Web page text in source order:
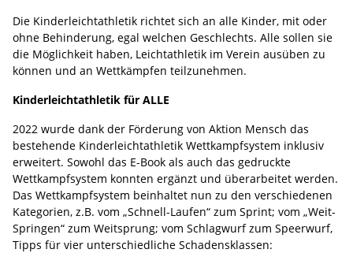
Die Kinderleichtathletik richtet sich an alle Kinder, mit oder
ohne Behinderung, egal welchen Geschlechts. Alle sollen sie
die Möglichkeit haben, Leichtathletik im Verein ausüben zu
können und an Wettkämpfen teilzunehmen.
Kinderleichtathletik für ALLE
2022 wurde dank der Förderung von Aktion Mensch das
bestehende Kinderleichtathletik Wettkampfsystem inklusiv
erweitert. Sowohl das E-Book als auch das gedruckte
Wettkampfsystem konnten ergänzt und überarbeitet werden.
Das Wettkampfsystem beinhaltet nun zu den verschiedenen
Kategorien, z.B. vom „Schnell-Laufen“ zum Sprint; vom „Weit-
Springen“ zum Weitsprung; vom Schlagwurf zum Speerwurf,
Tipps für vier unterschiedliche Schadensklassen: